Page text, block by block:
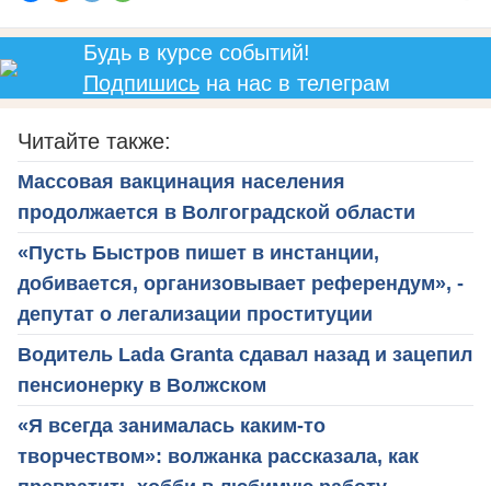
Будь в курсе событий!
Подпишисьна нас в телеграм
Читайте также:
Массовая вакцинация населения
продолжается в Волгоградской области
«Пусть Быстров пишет в инстанции,
добивается, организовывает референдум», -
депутат о легализации проституции
Водитель Lada Granta сдавал назад и зацепил
пенсионерку в Волжском
«Я всегда занималась каким-то
творчеством»: волжанка рассказала, как